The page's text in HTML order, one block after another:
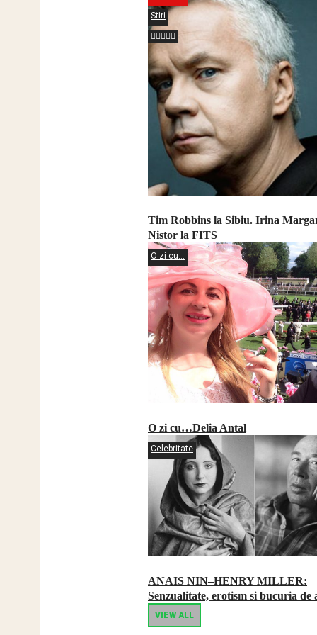
Stiri
Tim Robbins la Sibiu. Irina
Nistor la FITS
O zi cu...
O zi cu…Delia Antal
Celebritate
ANAIS NIN–HENRY MILLER:
Senzualitate, erotism si bucuria de
VIEW ALL